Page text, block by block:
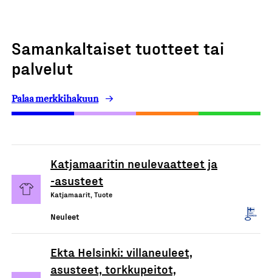
Samankaltaiset tuotteet tai
palvelut
Palaa merkkihakuun
Katjamaaritin neulevaatteet ja
-asusteet
Katjamaarit, Tuote
Neuleet
Ekta Helsinki: villaneuleet,
asusteet, torkkupeitot,